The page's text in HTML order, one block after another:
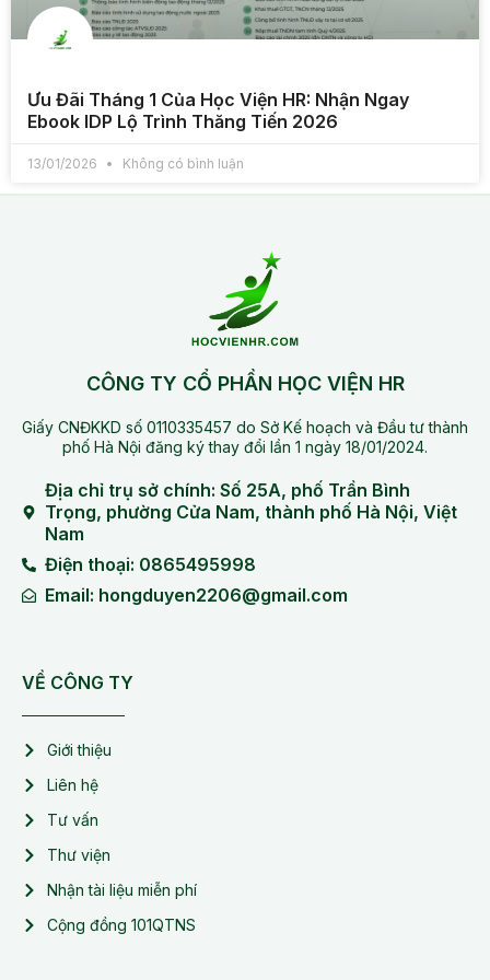
Ưu Đãi Tháng 1 Của Học Viện HR: Nhận Ngay
Ebook IDP Lộ Trình Thăng Tiến 2026
13/01/2026 Không có bình luận
CÔNG TY CỔ PHẦN HỌC VIỆN HR
Giấy CNĐKKD số 0110335457 do Sở Kế hoạch và Đầu tư thành
phố Hà Nội đăng ký thay đổi lần 1 ngày 18/01/2024.
Địa chỉ trụ sở chính: Số 25A, phố Trần Bình
Trọng, phường Cửa Nam, thành phố Hà Nội, Việt
Nam
Điện thoại: 0865495998
Email: hongduyen2206@gmail.com
VỀ CÔNG TY
Giới thiệu
Liên hệ
Tư vấn
Thư viện
Nhận tài liệu miễn phí
Cộng đồng 101QTNS